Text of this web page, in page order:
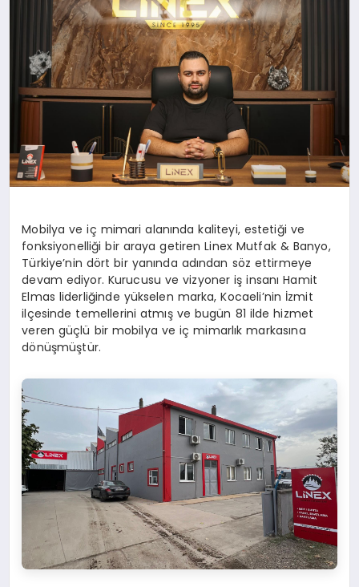
Mobilya ve iç mimari alanında kaliteyi, estetiği ve
fonksiyonelliği bir araya getiren Linex Mutfak & Banyo,
Türkiye’nin dört bir yanında adından söz ettirmeye
devam ediyor. Kurucusu ve vizyoner iş insanı Hamit
Elmas liderliğinde yükselen marka, Kocaeli’nin İzmit
ilçesinde temellerini atmış ve bugün 81 ilde hizmet
veren güçlü bir mobilya ve iç mimarlık markasına
dönüşmüştür.